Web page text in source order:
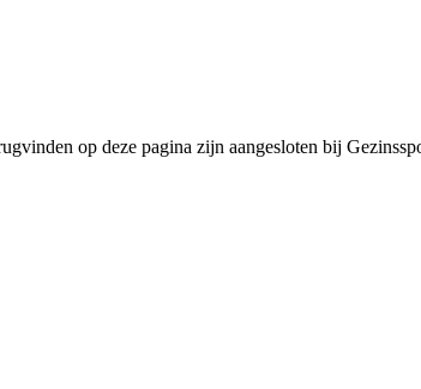
op deze pagina zijn aangesloten bij